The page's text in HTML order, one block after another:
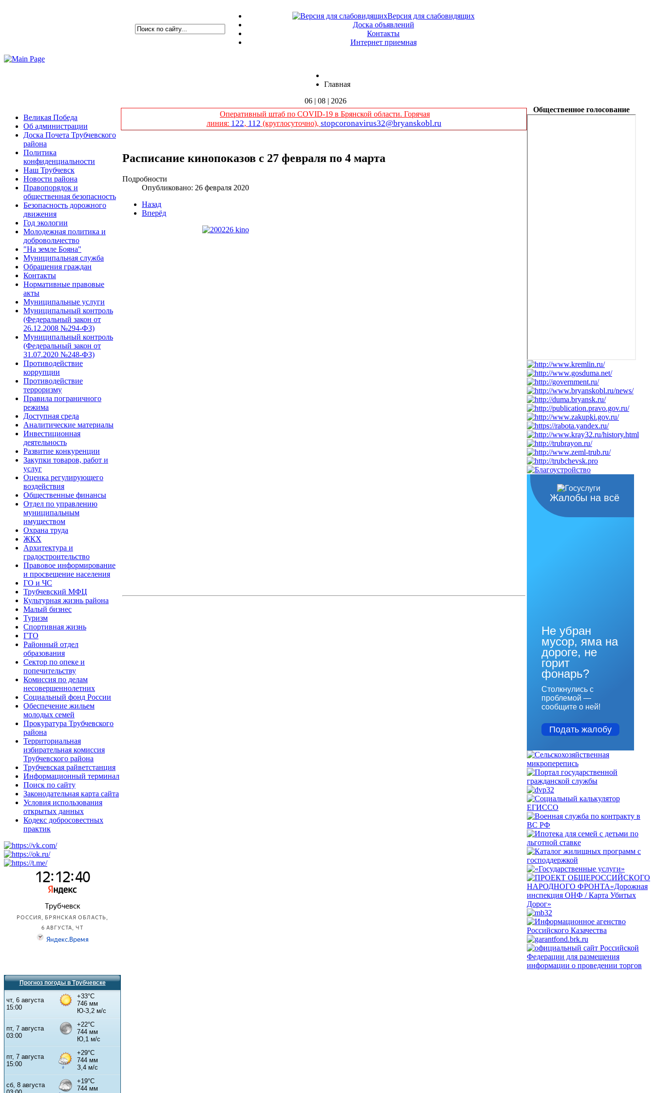
Версия для слабовидящих
Доска объявлений
Контакты
Интернет приемная
Главная
06 | 08 | 2026
Великая Победа
Об администрации
Доска Почета Трубчевского
района
Политика
конфиденциальности
Наш Трубчевск
Новости района
Правопорядок и
общественная безопасность
Безопасность дорожного
движения
Год экологии
Молодежная политика и
добровольчество
"На земле Бояна"
Муниципальная служба
Обращения граждан
Контакты
Нормативные правовые
акты
Муниципальные услуги
Муниципальный контроль
(Федеральный закон от
26.12.2008 №294-ФЗ)
Муниципальный контроль
(Федеральный закон от
31.07.2020 №248-ФЗ)
Противодействие
коррупции
Противодействие
терроризму
Правила пограничного
режима
Доступная среда
Аналитические материалы
Инвестиционная
деятельность
Развитие конкуренции
Закупки товаров, работ и
услуг
Оценка регулирующего
воздействия
Общественные финансы
Отдел по управлению
муниципальным
имуществом
Охрана труда
ЖКХ
Архитектура и
градостроительство
Правовое информирование
и просвещение населения
ГО и ЧС
Трубчевский МФЦ
Культурная жизнь района
Малый бизнес
Туризм
Спортивная жизнь
ГТО
Районный отдел
образования
Сектор по опеке и
попечительству
Комиссия по делам
несовершеннолетних
Социальный фонд России
Обеспечение жильем
молодых семей
Прокуратура Трубчевского
района
Территориальная
избирательная комиссия
Трубчевского района
Трубчевская райветстанция
Информационный терминал
Поиск по сайту
Законодательная карта сайта
Условия использования
открытых данных
Кодекс добросовестных
практик
Прогноз погоды в Трубчевске
Оперативный штаб по COVID-19 в Брянской области. Горячая
линия: 122, 112 (круглосуточно), stopcoronavirus32@bryanskobl.ru
Расписание кинопоказов с 27 февраля по 4 марта
Подробности
Опубликовано: 26 февраля 2020
Назад
Вперёд
Общественное голосование
Жалобы на всё
Не убран
мусор, яма на
дороге, не
горит
фонарь?
Столкнулись с
проблемой —
сообщите о ней!
Подать жалобу